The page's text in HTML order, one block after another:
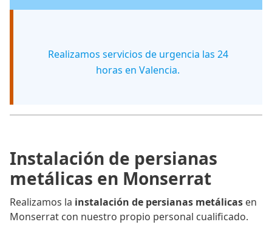
Realizamos servicios de urgencia las 24
horas en Valencia.
Instalación de persianas
metálicas en Monserrat
Realizamos la instalación de persianas metálicas en
Monserrat con nuestro propio personal cualificado.